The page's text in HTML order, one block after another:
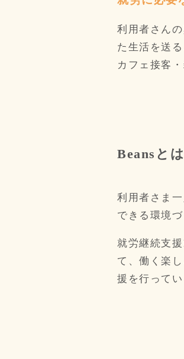
利用者さん
た生活を送
カフェ接客
Beansと
利用者さま
できる環境
就労継続支
て、働く楽
援を行ってい